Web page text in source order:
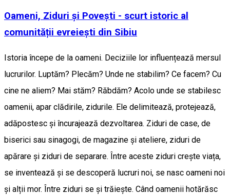
Oameni, Ziduri și Povești - scurt istoric al
comunității evreiești din Sibiu
Istoria începe de la oameni. Deciziile lor influențează mersul
lucrurilor. Luptăm? Plecăm? Unde ne stabilim? Ce facem? Cu
cine ne aliem? Mai stăm? Răbdăm? Acolo unde se stabilesc
oamenii, apar clădirile, zidurile. Ele delimitează, protejează,
adăpostesc și încurajează dezvoltarea. Ziduri de case, de
biserici sau sinagogi, de magazine și ateliere, ziduri de
apărare și ziduri de separare. Între aceste ziduri crește viața,
se inventează și se descoperă lucruri noi, se nasc oameni noi
și alții mor. Între ziduri se și trăiește. Când oamenii hotărăsc